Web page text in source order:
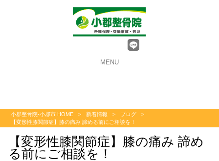
MENU
小郡整骨院-小郡市 HOME > 新着情報 > ブログ
>
【変形性膝関節症】膝の痛み 諦める前にご相談を！
【変形性膝関節症】膝の痛み 諦め
る前にご相談を！